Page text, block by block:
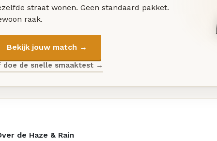
straat wonen. Geen standaard pakket.
raak.
Bekijk jouw match →
doe de snelle smaaktest →
de Haze & Rain